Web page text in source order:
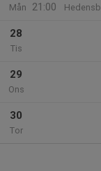
Mån
21:00
28
Tis
29
Ons
30
Tor